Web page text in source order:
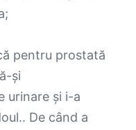
pentru prostată
și
urinare și i-a
De când a